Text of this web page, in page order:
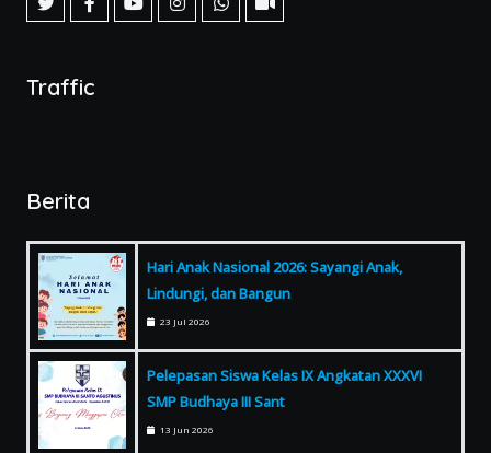
Traffic
Berita
Hari Anak Nasional 2026: Sayangi Anak,
Lindungi, dan Bangun
23 Jul 2026
Pelepasan Siswa Kelas IX Angkatan XXXVI
SMP Budhaya III Sant
13 Jun 2026